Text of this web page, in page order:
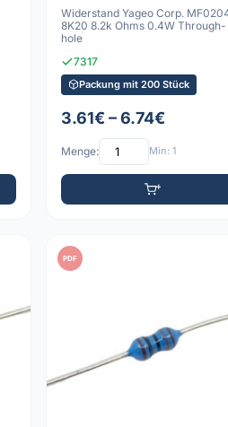
Widerstand Yageo Corp.
8K20 8.2k Ohms 0.4W Through-
hole
7317
Packung mit 200 Stück
3.61€ – 6.74€
Menge: Min: 1
PDF